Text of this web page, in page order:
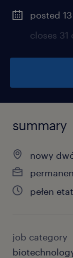
posted
closes
summary
nowy
pełen etat
job category